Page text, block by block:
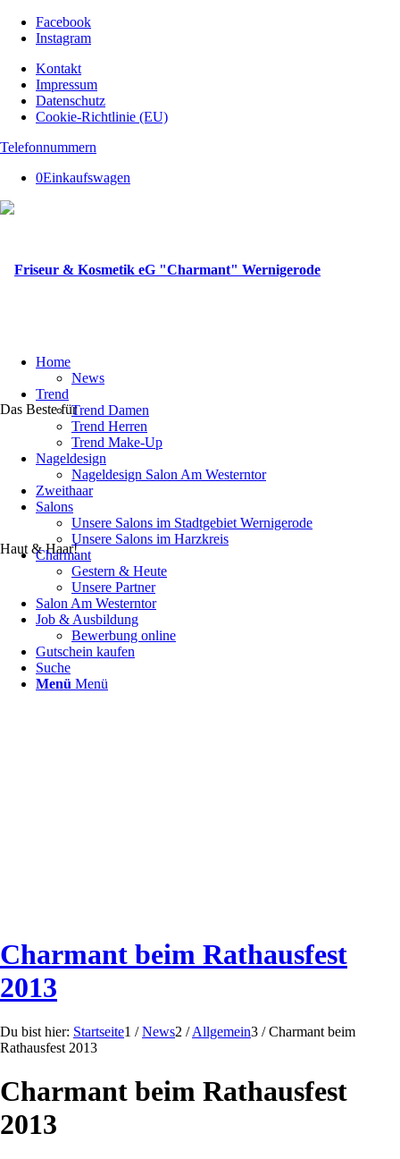
Facebook
Instagram
Kontakt
Impressum
Datenschutz
Cookie-Richtlinie (EU)
Telefonnummern
0Einkaufswagen
Das Beste für
Haut & Haar!
Home
News
Trend
Trend Damen
Trend Herren
Trend Make-Up
Nageldesign
Nageldesign Salon Am Westerntor
Zweithaar
Salons
Unsere Salons im Stadtgebiet Wernigerode
Unsere Salons im Harzkreis
Charmant
Gestern & Heute
Unsere Partner
Salon Am Westerntor
Job & Ausbildung
Bewerbung online
Gutschein kaufen
Suche
Menü Menü
Charmant beim Rathausfest
2013
Du bist hier: Startseite1 / News2 / Allgemein3 / Charmant beim
Rathausfest 2013
Charmant beim Rathausfest
2013